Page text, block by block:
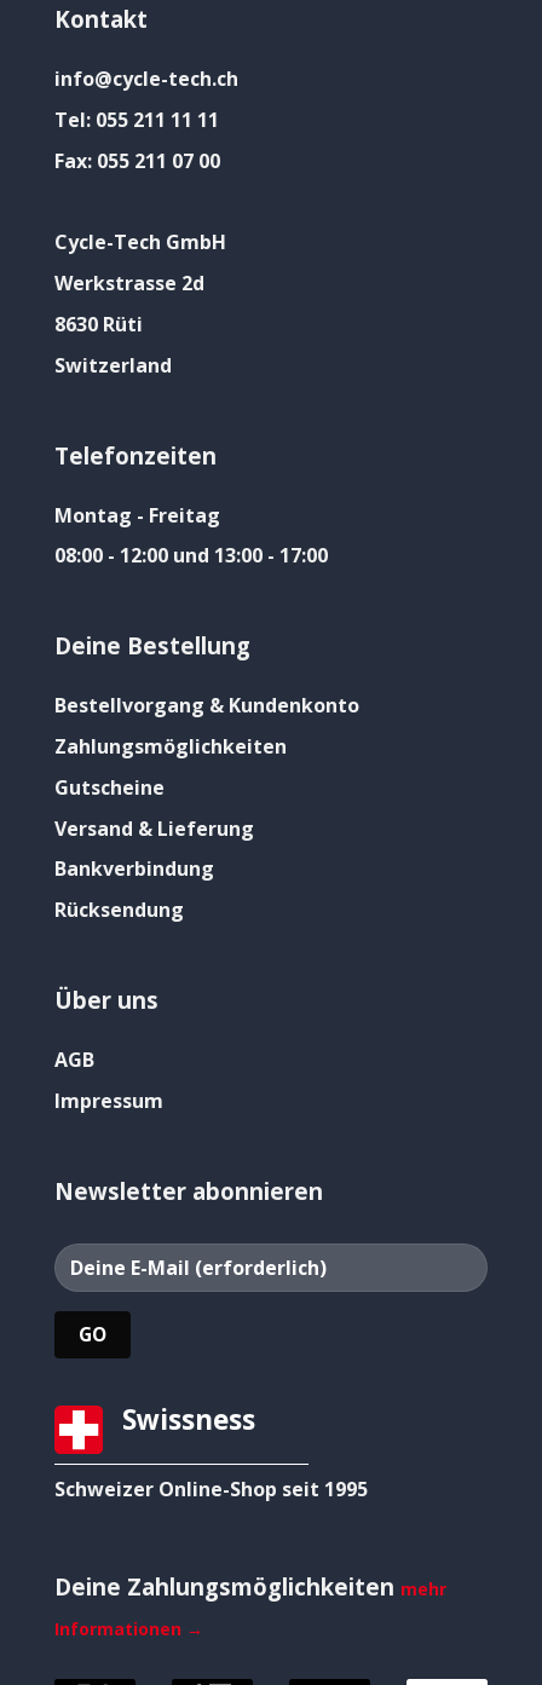
Kontakt
info@cycle-tech.ch
Tel: 055 211 11 11
Fax: 055 211 07 00
Cycle-Tech GmbH
Werkstrasse 2d
8630 Rüti
Switzerland
Telefonzeiten
Montag - Freitag
08:00 - 12:00 und 13:00 - 17:00
Deine Bestellung
Bestellvorgang & Kundenkonto
Zahlungsmöglichkeiten
Gutscheine
Versand & Lieferung
Bankverbindung
Rücksendung
Über uns
AGB
Impressum
Newsletter abonnieren
Swissness
Schweizer Online-Shop seit 1995
Deine Zahlungsmöglichkeiten mehr
Informationen →